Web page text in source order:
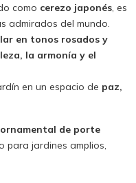
como cerezo japonés, es
admirados del mundo.
en tonos rosados y
la armonía y el
en un espacio de paz,
de porte
para jardines amplios,